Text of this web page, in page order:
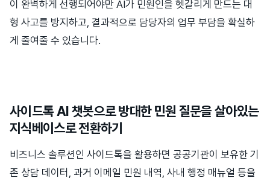
이 완벽하게 선행되어야만 AI가 민원인을 헷갈리게 만드는 대
형 사고를 방지하고, 결과적으로 담당자의 업무 부담을 확실하
게 줄여줄 수 있습니다.
사이드톡 AI 챗봇으로 방대한 민원 질문을 살아있는
지식베이스로 전환하기
비즈니스 솔루션인 사이드톡을 활용하면 공공기관이 보유한 기
존 상담 데이터, 과거 이메일 민원 내역, 사내 행정 매뉴얼 등을